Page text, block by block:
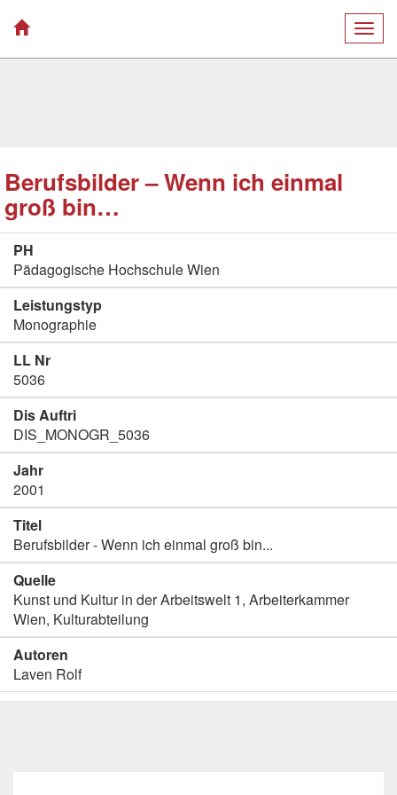
Berufsbilder – Wenn ich einmal
groß bin…
PH
Pädagogische Hochschule Wien
Leistungstyp
Monographie
LL Nr
5036
Dis Auftri
DIS_MONOGR_5036
Jahr
2001
Titel
Berufsbilder - Wenn ich einmal groß bin...
Quelle
Kunst und Kultur in der Arbeitswelt 1, Arbeiterkammer
Wien, Kulturabteilung
Autoren
Laven Rolf